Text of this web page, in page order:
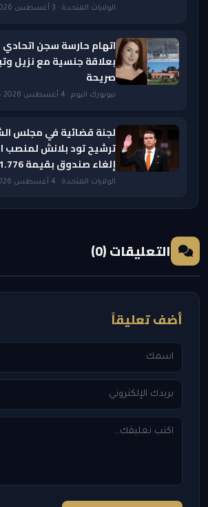
الولايات المتحدة · 3 أغسطس 2026 — 11:05 PM
اتهام حارسة سجن
بعلاقة جنسية مع نزيل
صريحة
نيويورك اليوم · 4 أغسطس 2026 — 8:20 AM
لجنة قضائية في مجلس
ترشيح تود بلانش لمنصب
إلغاء صندوق بقيمة 1.776 مليار دولار
الولايات المتحدة · 4 أغسطس 2026 — 11:20 AM
التعليقات (0)
أضف تعليقاً